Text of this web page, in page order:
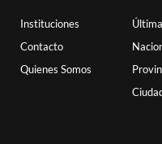
Instituciones
Contacto
Quienes Somos